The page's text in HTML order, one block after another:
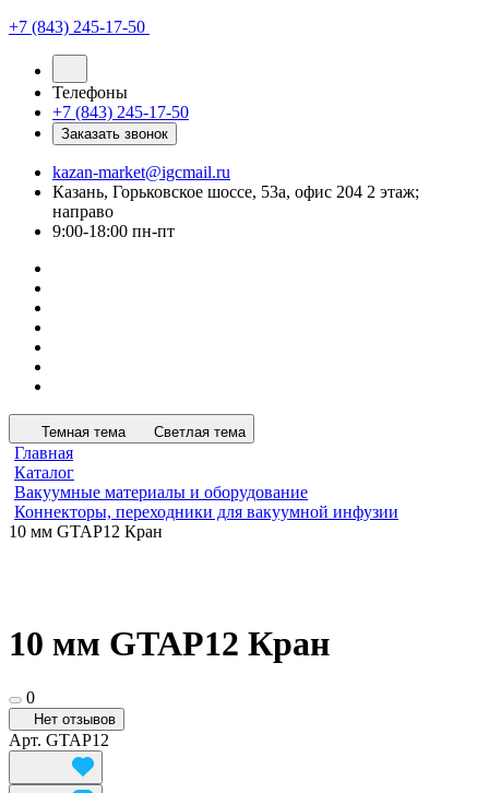
+7 (843) 245-17-50
Телефоны
+7 (843) 245-17-50
Заказать звонок
kazan-market@igcmail.ru
Казань, ​Горьковское шоссе, 53а, офис 204 2 этаж;
направо
9:00-18:00 пн-пт
Темная тема Светлая тема
Главная
Каталог
Вакуумные материалы и оборудование
Коннекторы, переходники для вакуумной инфузии
10 мм GTAP12 Кран
10 мм GTAP12 Кран
0
Нет отзывов
Арт. GTAP12